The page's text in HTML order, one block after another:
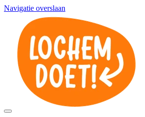
Navigatie overslaan